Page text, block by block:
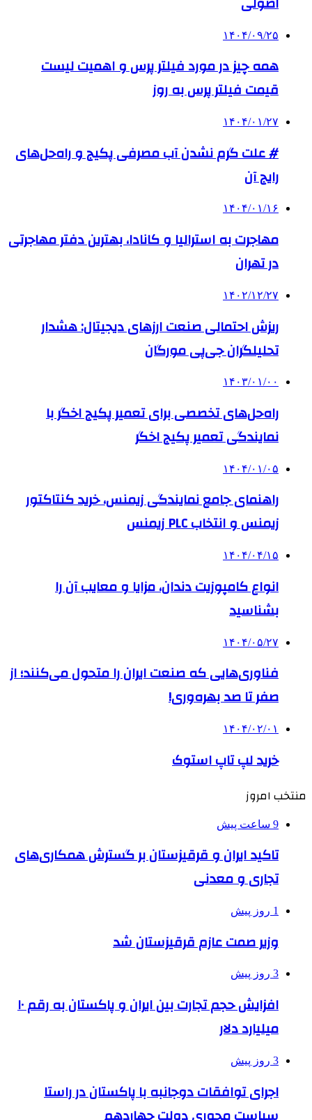
۱۴۰۴/۰۹/۲۵
همه چیز در مورد فیلتر پرس و اهمیت لیست
قیمت فیلتر پرس به روز
۱۴۰۴/۰۱/۲۷
# علت گرم نشدن آب مصرفی پکیج و راه‌حل‌های
رایج آن
۱۴۰۴/۰۱/۱۶
مهاجرت به استرالیا و کانادا، بهترین دفتر مهاجرتی
در تهران
۱۴۰۲/۱۲/۲۷
ریزش احتمالی صنعت ارزهای دیجیتال: هشدار
تحلیلگران جی‌پی مورگان
۱۴۰۳/۰۱/۰۰
راه‌حل‌های تخصصی برای تعمیر پکیج اخگر با
نمایندگی تعمیر پکیج اخگر
۱۴۰۴/۰۱/۰۵
راهنمای جامع نمایندگی زیمنس، خرید کنتاکتور
زیمنس و انتخاب PLC زیمنس
۱۴۰۴/۰۴/۱۵
انواع کامپوزیت دندان، مزایا و معایب آن را
بشناسید
۱۴۰۴/۰۵/۲۷
فناوری‌هایی که صنعت ایران را متحول می‌کنند؛ از
صفر تا صد بهره‌وری!
۱۴۰۴/۰۲/۰۱
خرید لپ تاپ استوک
منتخب امروز
9 ساعت پیش
تاکید ایران و قرقیزستان بر گسترش همکاری‌های
تجاری و معدنی
1 روز پیش
وزیر صمت عازم قرقیزستان شد
3 روز پیش
افزایش حجم تجارت بین ایران و پاکستان به رقم ۱۰
میلیارد دلار
3 روز پیش
اجرای توافقات دوجانبه با پاکستان در راستا